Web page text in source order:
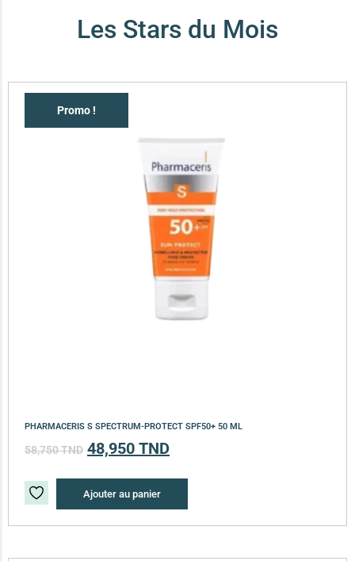
Les Stars du Mois
Promo !
PHARMACERIS S SPECTRUM-PROTECT SPF50+ 50 ML
58,750TND 48,950 TND
Ajouter au panier